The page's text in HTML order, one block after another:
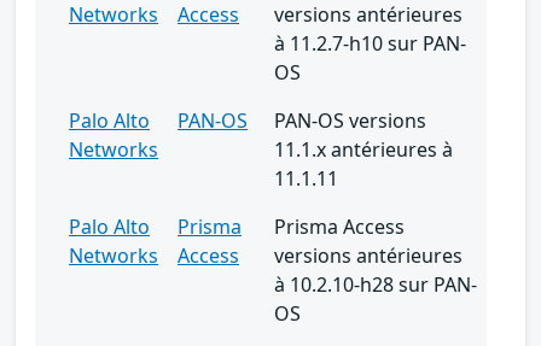
Networks
Access
versions antérieures
à 11.2.7-h10 sur PAN-
OS
Palo Alto
Networks
PAN-OS
PAN-OS versions
11.1.x antérieures à
11.1.11
Palo Alto
Networks
Prisma
Access
Prisma Access
versions antérieures
à 10.2.10-h28 sur PAN-
OS